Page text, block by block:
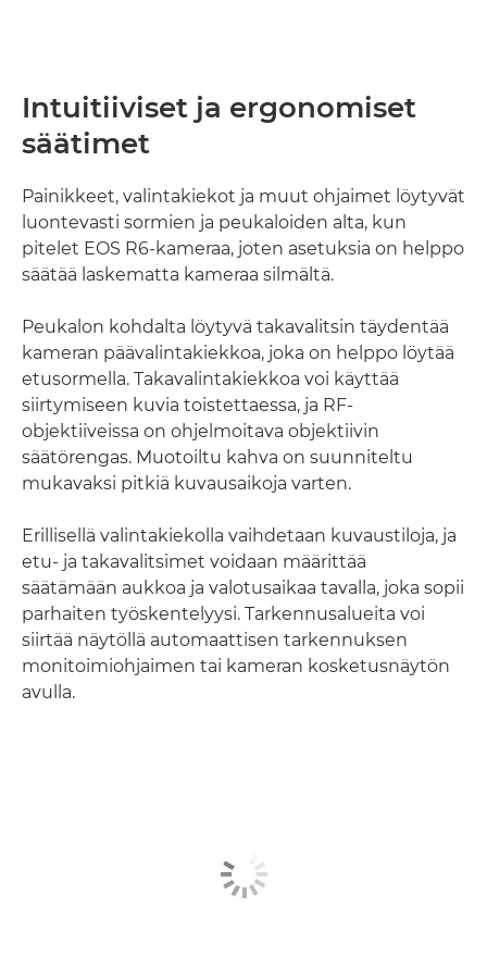
Intuitiiviset ja ergonomiset
säätimet
Painikkeet, valintakiekot ja muut ohjaimet löytyvät
luontevasti sormien ja peukaloiden alta, kun
pitelet EOS R6-kameraa, joten asetuksia on helppo
säätää laskematta kameraa silmältä.
Peukalon kohdalta löytyvä takavalitsin täydentää
kameran päävalintakiekkoa, joka on helppo löytää
etusormella. Takavalintakiekkoa voi käyttää
siirtymiseen kuvia toistettaessa, ja RF-
objektiiveissa on ohjelmoitava objektiivin
säätörengas. Muotoiltu kahva on suunniteltu
mukavaksi pitkiä kuvausaikoja varten.
Erillisellä valintakiekolla vaihdetaan kuvaustiloja, ja
etu- ja takavalitsimet voidaan määrittää
säätämään aukkoa ja valotusaikaa tavalla, joka sopii
parhaiten työskentelyysi. Tarkennusalueita voi
siirtää näytöllä automaattisen tarkennuksen
monitoimiohjaimen tai kameran kosketusnäytön
avulla.